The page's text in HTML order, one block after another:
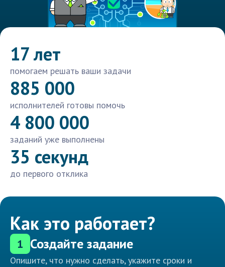
17 лет
помогаем решать ваши задачи
885 000
исполнителей готовы помочь
4 800 000
заданий уже выполнены
35 секунд
до первого отклика
Как это работает?
1 Создайте задание
Опишите, что нужно сделать, укажите сроки и